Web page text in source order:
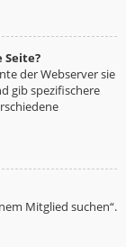
Seite?
der Webserver sie
gib spezifischere
Mitglied suchen“.